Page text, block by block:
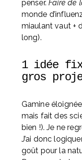
penser. Faire de
monde
miaulant vaut +
long).
1 idée
gros
Gamine
mais fait des
bien !). Je ne
J’ai donc
goût pour la